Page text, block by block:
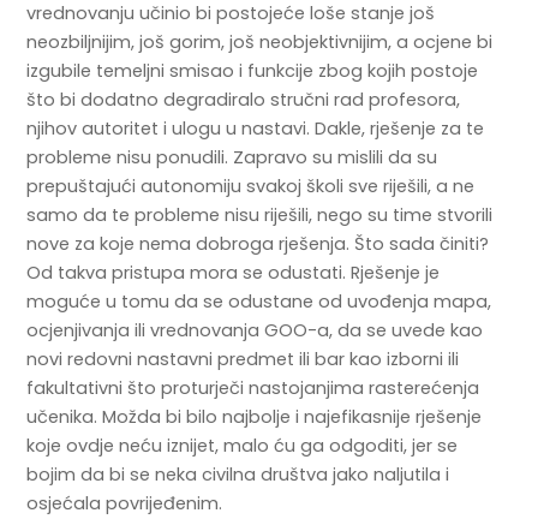
vrednovanju učinio bi postojeće loše stanje još
neozbiljnijim, još gorim, još neobjektivnijim, a ocjene bi
izgubile temeljni smisao i funkcije zbog kojih postoje
što bi dodatno degradiralo stručni rad profesora,
njihov autoritet i ulogu u nastavi. Dakle, rješenje za te
probleme nisu ponudili. Zapravo su mislili da su
prepuštajući autonomiju svakoj školi sve riješili, a ne
samo da te probleme nisu riješili, nego su time stvorili
nove za koje nema dobroga rješenja. Što sada činiti?
Od takva pristupa mora se odustati. Rješenje je
moguće u tomu da se odustane od uvođenja mapa,
ocjenjivanja ili vrednovanja GOO-a, da se uvede kao
novi redovni nastavni predmet ili bar kao izborni ili
fakultativni što proturječi nastojanjima rasterećenja
učenika. Možda bi bilo najbolje i najefikasnije rješenje
koje ovdje neću iznijet, malo ću ga odgoditi, jer se
bojim da bi se neka civilna društva jako naljutila i
osjećala povrijeđenim.